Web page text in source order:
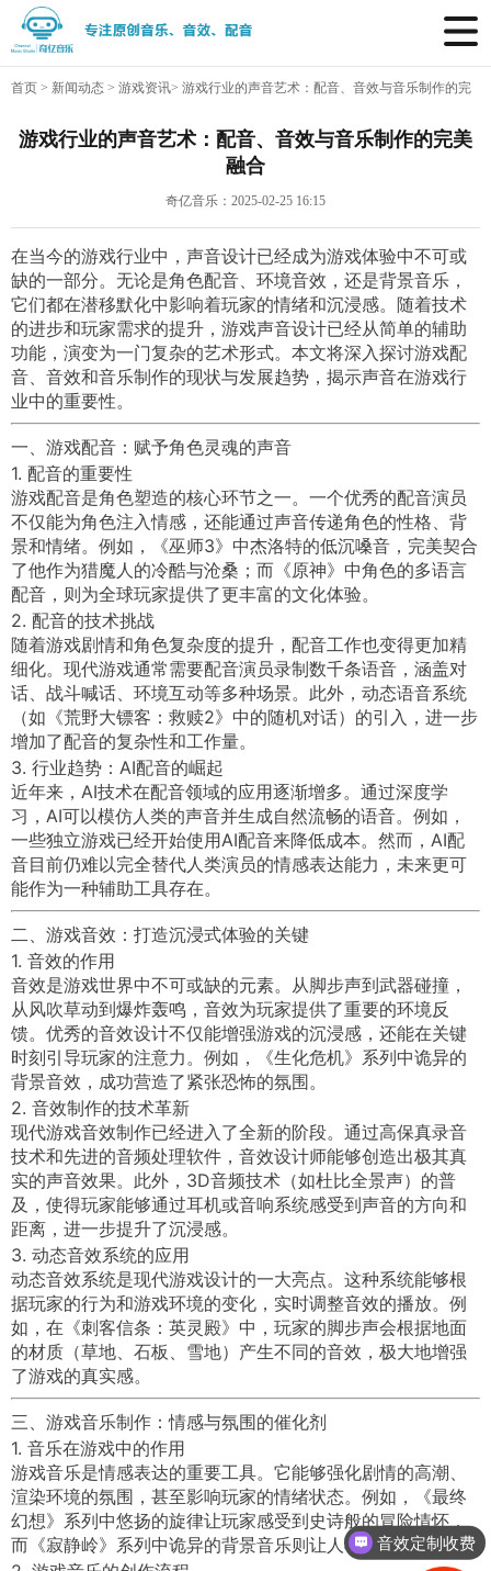
首页 > 新闻动态 > 游戏资讯> 游戏行业的声音艺术：配音、音效与音乐制作的完
美融合
游戏行业的声音艺术：配音、音效与音乐制作的完美
融合
奇亿音乐：2025-02-25 16:15
在当今的游戏行业中，声音设计已经成为游戏体验中不可或
缺的一部分。无论是角色配音、环境音效，还是背景音乐，
它们都在潜移默化中影响着玩家的情绪和沉浸感。随着技术
的进步和玩家需求的提升，游戏声音设计已经从简单的辅助
功能，演变为一门复杂的艺术形式。本文将深入探讨游戏配
音、音效和音乐制作的现状与发展趋势，揭示声音在游戏行
业中的重要性。
一、游戏配音：赋予角色灵魂的声音
1. 配音的重要性
游戏配音是角色塑造的核心环节之一。一个优秀的配音演员
不仅能为角色注入情感，还能通过声音传递角色的性格、背
景和情绪。例如，《巫师3》中杰洛特的低沉嗓音，完美契合
了他作为猎魔人的冷酷与沧桑；而《原神》中角色的多语言
配音，则为全球玩家提供了更丰富的文化体验。
2. 配音的技术挑战
随着游戏剧情和角色复杂度的提升，配音工作也变得更加精
细化。现代游戏通常需要配音演员录制数千条语音，涵盖对
话、战斗喊话、环境互动等多种场景。此外，动态语音系统
（如《荒野大镖客：救赎2》中的随机对话）的引入，进一步
增加了配音的复杂性和工作量。
3. 行业趋势：AI配音的崛起
近年来，AI技术在配音领域的应用逐渐增多。通过深度学
习，AI可以模仿人类的声音并生成自然流畅的语音。例如，
一些独立游戏已经开始使用AI配音来降低成本。然而，AI配
音目前仍难以完全替代人类演员的情感表达能力，未来更可
能作为一种辅助工具存在。
二、游戏音效：打造沉浸式体验的关键
1. 音效的作用
音效是游戏世界中不可或缺的元素。从脚步声到武器碰撞，
从风吹草动到爆炸轰鸣，音效为玩家提供了重要的环境反
馈。优秀的音效设计不仅能增强游戏的沉浸感，还能在关键
时刻引导玩家的注意力。例如，《生化危机》系列中诡异的
背景音效，成功营造了紧张恐怖的氛围。
2. 音效制作的技术革新
现代游戏音效制作已经进入了全新的阶段。通过高保真录音
技术和先进的音频处理软件，音效设计师能够创造出极其真
实的声音效果。此外，3D音频技术（如杜比全景声）的普
及，使得玩家能够通过耳机或音响系统感受到声音的方向和
距离，进一步提升了沉浸感。
3. 动态音效系统的应用
动态音效系统是现代游戏设计的一大亮点。这种系统能够根
据玩家的行为和游戏环境的变化，实时调整音效的播放。例
如，在《刺客信条：英灵殿》中，玩家的脚步声会根据地面
的材质（草地、石板、雪地）产生不同的音效，极大地增强
了游戏的真实感。
三、游戏音乐制作：情感与氛围的催化剂
1. 音乐在游戏中的作用
游戏音乐是情感表达的重要工具。它能够强化剧情的高潮、
渲染环境的氛围，甚至影响玩家的情绪状态。例如，《最终
幻想》系列中悠扬的旋律让玩家感受到史诗般的冒险情怀，
而《寂静岭》系列中诡异的背景音乐则让人不寒而栗。
音效定制收费